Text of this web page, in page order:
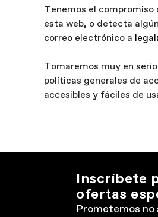
Tenemos el compromiso
esta web, o detecta
correo electrónico a
Tomaremos muy en
políticas generales de
accesibles y fáciles de
Inscríbete
ofertas
Prometemos no